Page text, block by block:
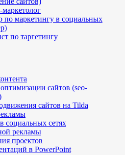
маркетингу в социальных
по таргетингу
сайтов (seo-
сайтов на Tilda
социальных сетях
рекламы
проектов
в PowerPoint